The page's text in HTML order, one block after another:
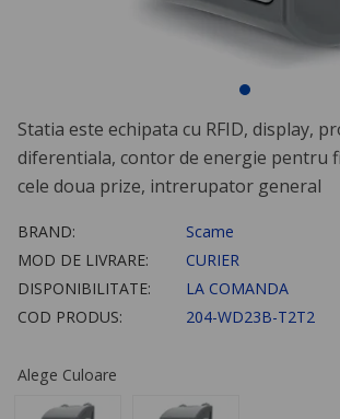
Statia este echipata cu RFID, display,
diferentiala, contor de energie pentru
cele doua prize, intrerupator general
BRAND:
Scame
MOD DE LIVRARE:
CURIER
DISPONIBILITATE:
LA COMANDA
COD PRODUS:
204-WD23B-T2T2
Alege Culoare